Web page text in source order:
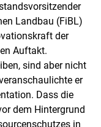
Landbau (FiBL)
der
Auftakt.
sind aber nicht
er
Dass die
dem Hintergrund
in